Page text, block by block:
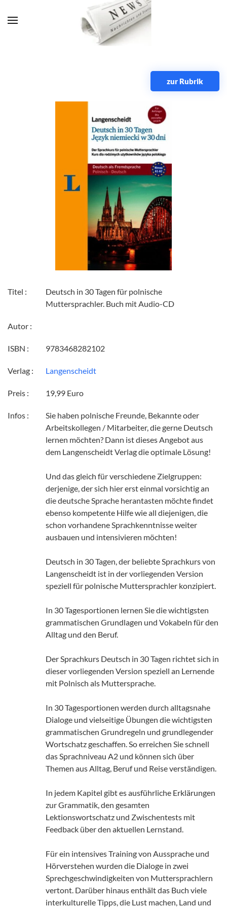
Zum Hauptinhalt springen
zur Rubrik
Titel :
Deutsch in 30 Tagen für polnische
Muttersprachler. Buch mit Audio-CD
Autor :
ISBN : 9783468282102
Verlag : Langenscheidt
Preis : 19,99 Euro
Infos :
Sie haben polnische Freunde, Bekannte oder
Arbeitskollegen / Mitarbeiter, die gerne Deutsch
lernen möchten? Dann ist dieses Angebot aus
dem Langenscheidt Verlag die optimale Lösung!
Und das gleich für verschiedene Zielgruppen:
derjenige, der sich hier erst einmal vorsichtig an
die deutsche Sprache herantasten möchte findet
ebenso kompetente Hilfe wie all diejenigen, die
schon vorhandene Sprachkenntnisse weiter
ausbauen und intensivieren möchten!
Deutsch in 30 Tagen, der beliebte Sprachkurs von
Langenscheidt ist in der vorliegenden Version
speziell für polnische Muttersprachler konzipiert.
In 30 Tagesportionen lernen Sie die wichtigsten
grammatischen Grundlagen und Vokabeln für den
Alltag und den Beruf.
Der Sprachkurs Deutsch in 30 Tagen richtet sich in
dieser vorliegenden Version speziell an Lernende
mit Polnisch als Muttersprache.
In 30 Tagesportionen werden durch alltagsnahe
Dialoge und vielseitige Übungen die wichtigsten
grammatischen Grundregeln und grundlegender
Wortschatz geschaffen. So erreichen Sie schnell
das Sprachniveau A2 und können sich über
Themen aus Alltag, Beruf und Reise verständigen.
In jedem Kapitel gibt es ausführliche Erklärungen
zur Grammatik, den gesamten
Lektionswortschatz und Zwischentests mit
Feedback über den aktuellen Lernstand.
Für ein intensives Training von Aussprache und
Hörverstehen wurden die Dialoge in zwei
Sprechgeschwindigkeiten von Muttersprachlern
vertont. Darüber hinaus enthält das Buch viele
interkulturelle Tipps, die Lust machen, Land und